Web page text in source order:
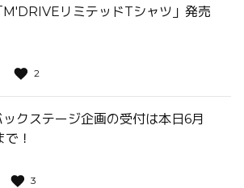
リミテッドTシャツ」発売
2
クステージ企画の受付は本日6月
！
3